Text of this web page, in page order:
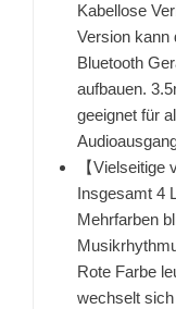
Kabellose
Version kann
Bluetooth
aufbauen.
geeignet für
【Vielseitige
Insgesamt 4
Mehrfarben
Rote Farbe
wechselt